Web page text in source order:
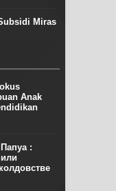
Miras
Anak
: